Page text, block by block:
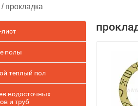
/ прокладка
полы
теплый пол
водосточных
и труб